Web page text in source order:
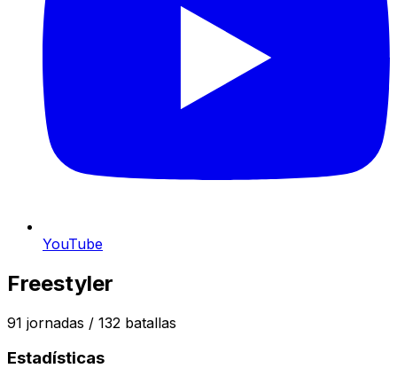
YouTube
Freestyler
91 jornadas / 132 batallas
Estadísticas